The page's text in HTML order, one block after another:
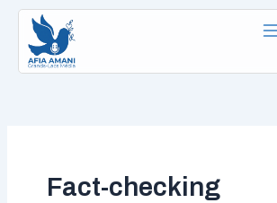
Aller
contenu
Fact-checking